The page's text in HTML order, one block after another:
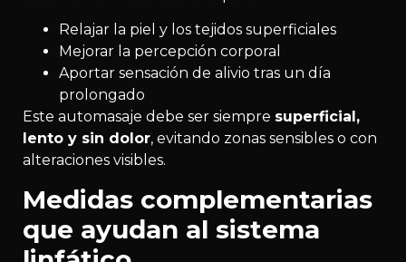
Relajar la piel y los tejidos superficiales
Mejorar la percepción corporal
Aportar sensación de alivio tras un día
prolongado
Este automasaje debe ser siempre superficial,
lento y sin dolor, evitando zonas sensibles o con
alteraciones visibles.
Medidas complementarias
que ayudan al sistema